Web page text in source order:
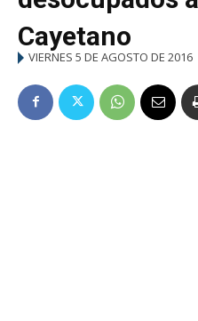
Cayetano
VIERNES 5 DE AGOSTO DE 2016